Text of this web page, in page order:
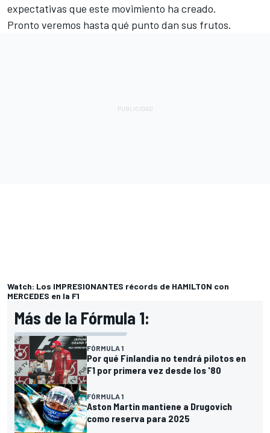
expectativas que este movimiento ha creado.
Pronto veremos hasta qué punto dan sus frutos.
Watch: Los IMPRESIONANTES récords de HAMILTON con
MERCEDES en la F1
Más de la Fórmula 1:
FÓRMULA 1
Por qué Finlandia no tendrá pilotos en
F1 por primera vez desde los '80
FÓRMULA 1
Aston Martin mantiene a Drugovich
como reserva para 2025